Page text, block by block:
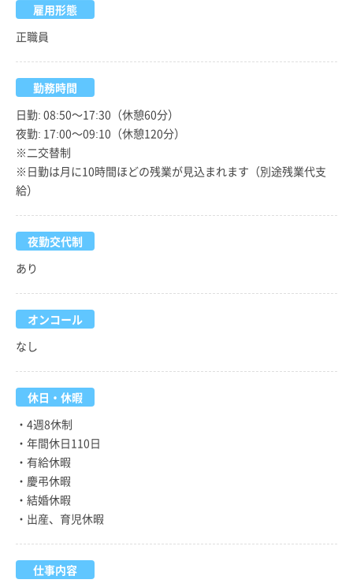
雇用形態
正職員
勤務時間
日勤: 08:50～17:30（休憩60分）
夜勤: 17:00～09:10（休憩120分）
※二交替制
※日勤は月に10時間ほどの残業が見込まれます（別途残業代支
給）
夜勤交代制
あり
オンコール
なし
休日・休暇
・4週8休制
・年間休日110日
・有給休暇
・慶弔休暇
・結婚休暇
・出産、育児休暇
仕事内容